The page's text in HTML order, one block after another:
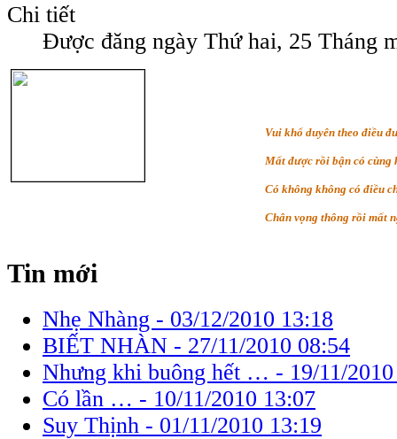
Chi tiết
Được đăng ngày Thứ hai, 25 Tháng
Vui khổ duyên theo điều
Mất được rồi bận có cùng
Có không không có điều
Chân vọng thông rồi mất
Tin mới
Nhẹ Nhàng - 03/12/2010 13:18
BIẾT NHÀN - 27/11/2010 08:54
Nhưng khi buông hết … - 19/11/
Có lần … - 10/11/2010 13:07
Suy Thịnh - 01/11/2010 13:19